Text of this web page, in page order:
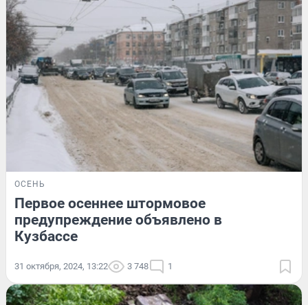
ОСЕНЬ
Первое осеннее штормовое
предупреждение объявлено в
Кузбассе
31 октября, 2024, 13:22 3 748 1